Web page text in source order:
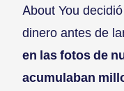
About You
dinero antes de
en las fotos de
acumulaban